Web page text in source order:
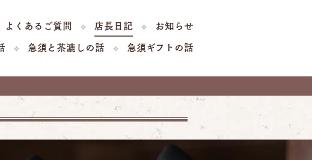
急須と茶漉しの話 急須ギフトの話
よくあるご質問 店長日記 お知らせ